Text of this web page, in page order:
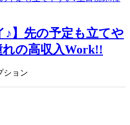
♪】先の予定も立てや
の高収入Work!!
ション